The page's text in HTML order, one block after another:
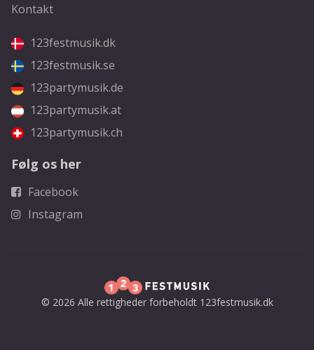
Kontakt
123festmusik.dk
123festmusik.se
123partymusik.de
123partymusik.at
123partymusik.ch
Følg os her
Facebook
Instagram
© 2026 Alle rettigheder forbeholdt 123festmusik.dk